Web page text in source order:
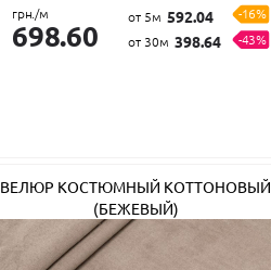
грн./м
698.60
от 5м 592.04
-16%
от 30м 398.64 -43%
ВЕЛЮР КОСТЮМНЫЙ КОТТОНОВЫЙ
(БЕЖЕВЫЙ)